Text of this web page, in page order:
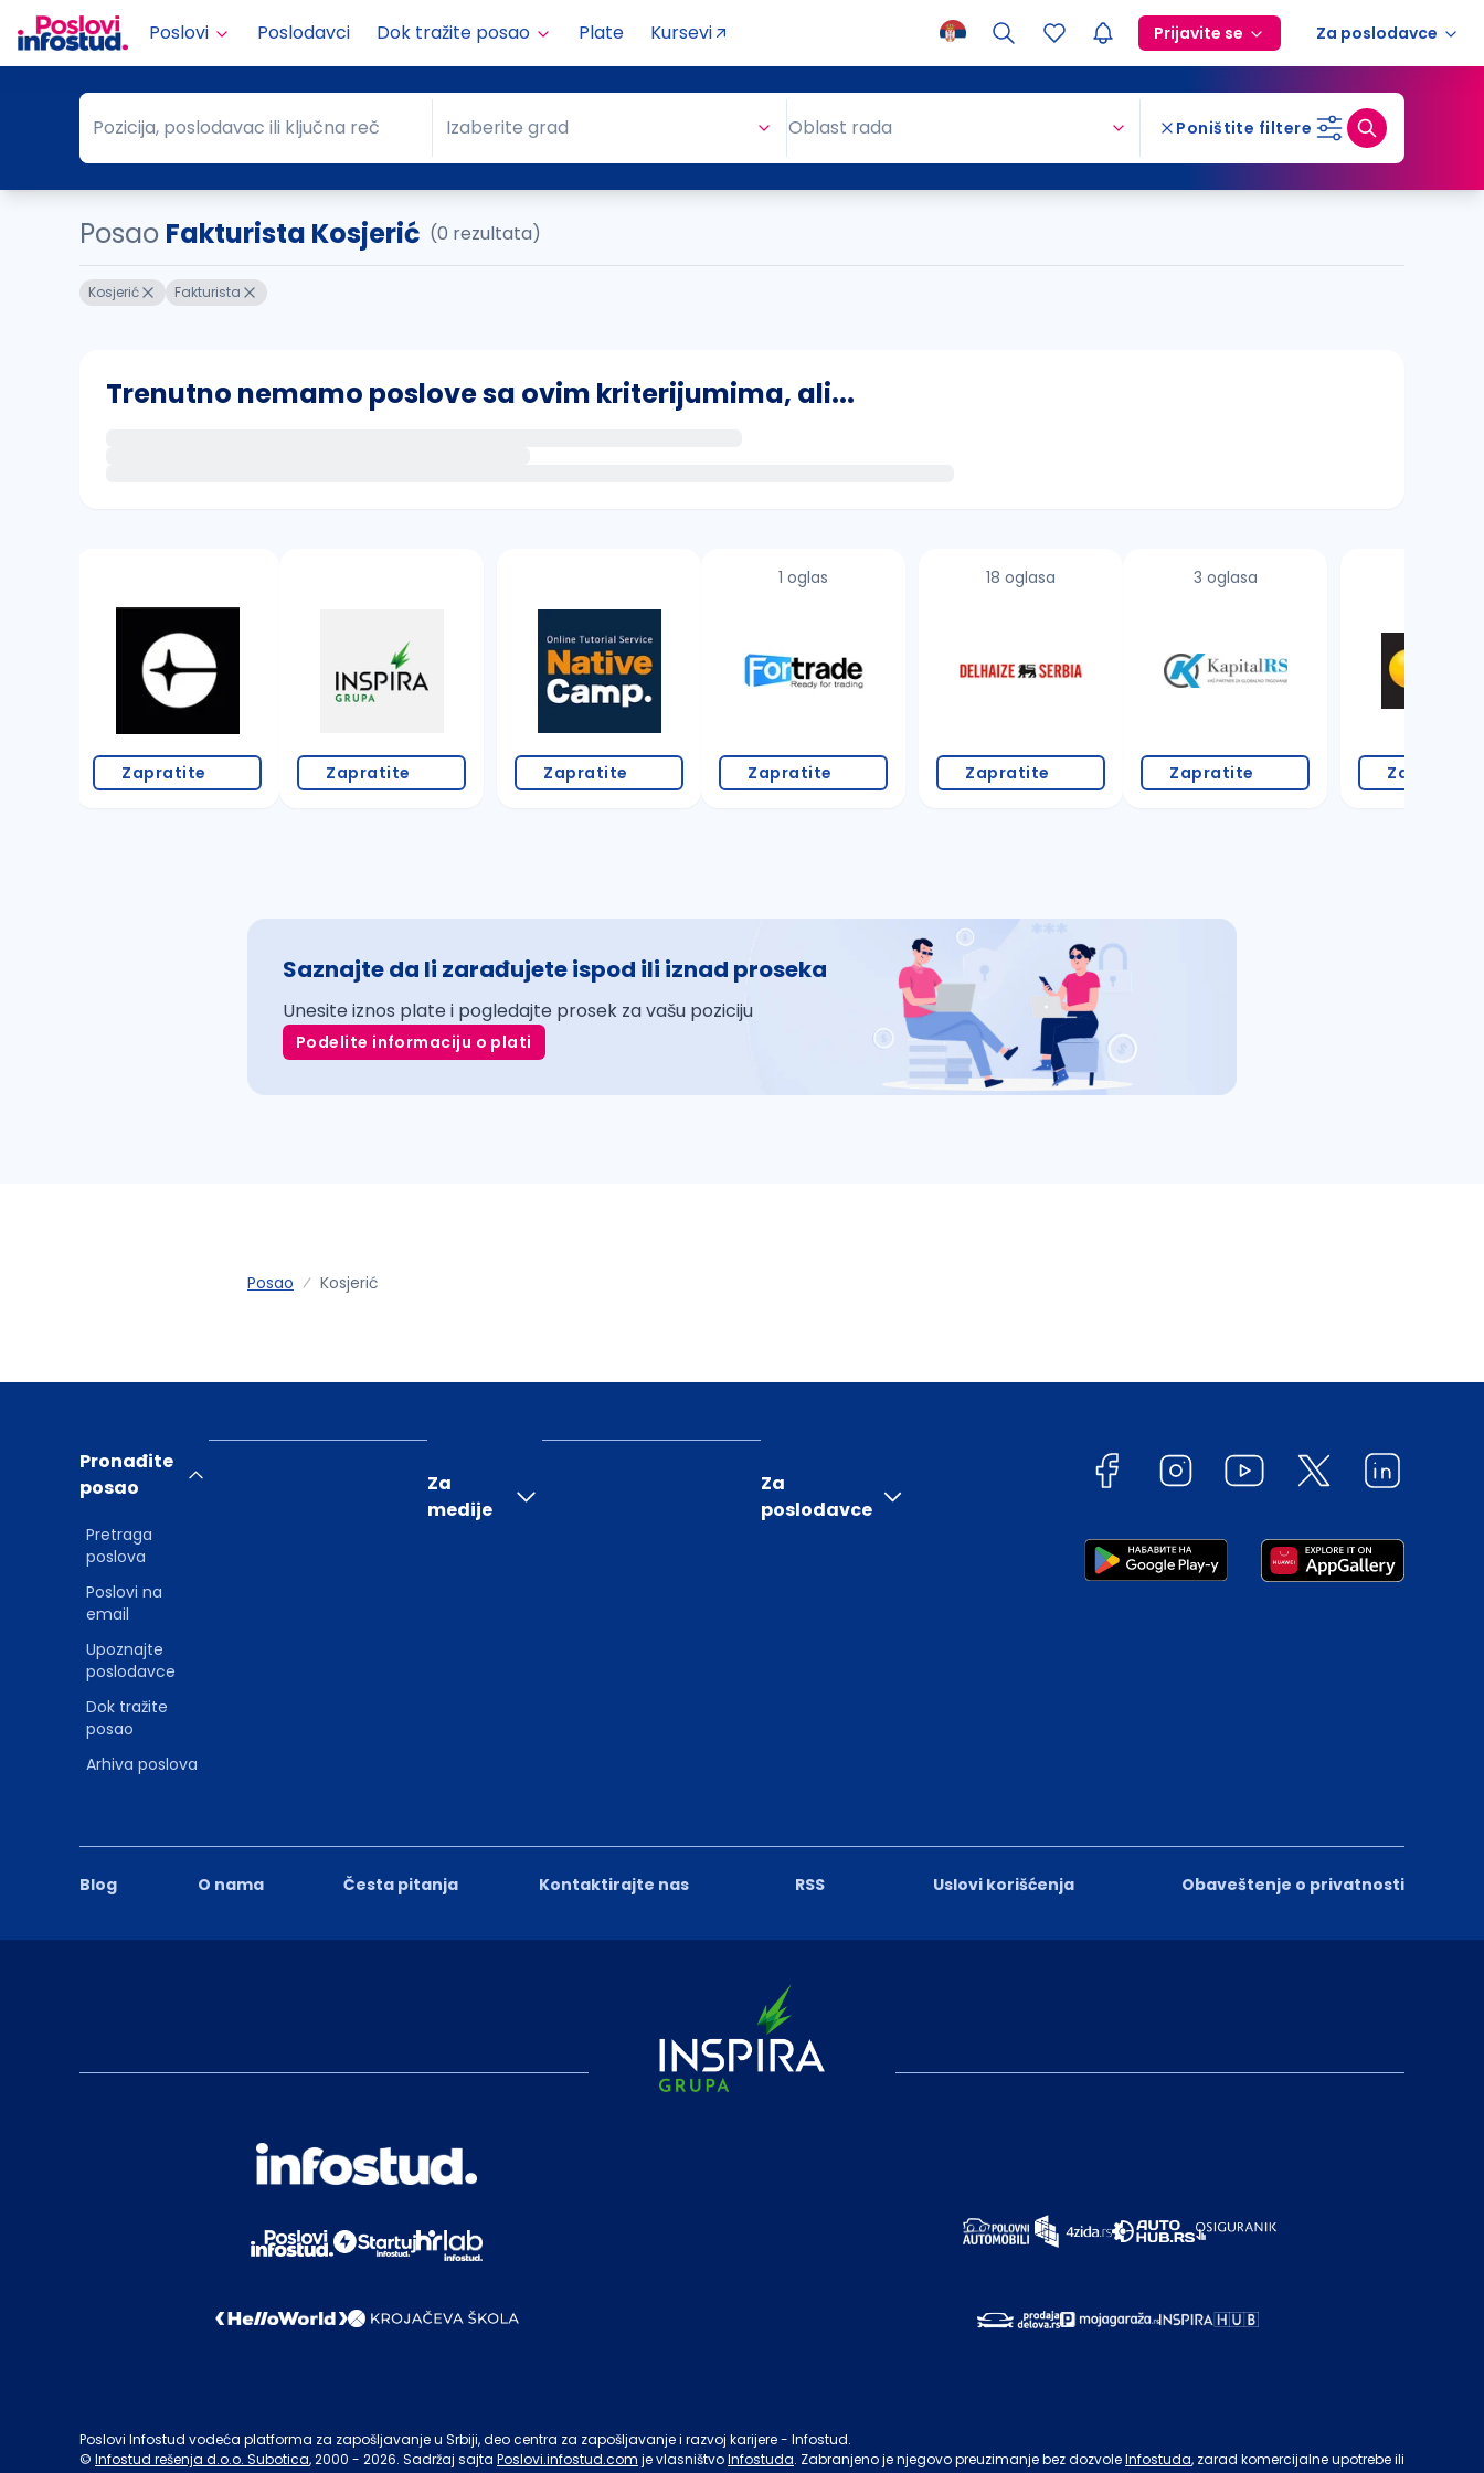
Poslovi Poslodavci Dok tražite posao Plate Kursevi Prijavite se Za poslodavce
Pozicija, poslodavac ili ključna reč
Pozicija, poslodavac ili ključna reč Grad
Izaberite grad Oblast rada Poništite filtere
Posao Fakturista Kosjerić (0 rezultata)
Kosjerić Fakturista
Trenutno nemamo poslove sa ovim kriterijumima, ali...
proverite pravopisne greške (koristite č, ć, š, đ, ž, dž)
povećajte radijus za odabrani grad
Zapratite Zapratite Zapratite
1 oglas
Zapratite
18 oglasa
Zapratite
3 oglasa
Zapratite Zapratite
Saznajte da li zarađujete ispod ili iznad proseka
Unesite iznos plate i pogledajte prosek za vašu poziciju
Podelite informaciju o plati
Posao Kosjerić
Blog O nama Česta pitanja Kontaktirajte nas RSS Uslovi korišćenja Obaveštenje o privatnosti
Pronađite
posao
Pretraga
poslova
Poslovi na
email
Upoznajte
poslodavce
Dok tražite
posao
Arhiva poslova
Za
medije
Za
poslodavce
Poslovi Infostud vodeća platforma za zapošljavanje u Srbiji, deo centra za zapošljavanje i razvoj karijere - Infostud.
© Infostud rešenja d.o.o. Subotica, 2000 - 2026. Sadržaj sajta Poslovi.infostud.com je vlasništvoInfostuda. Zabranjeno je njegovo preuzimanje bez dozvoleInfostuda, zarad komercijalne upotrebe ili